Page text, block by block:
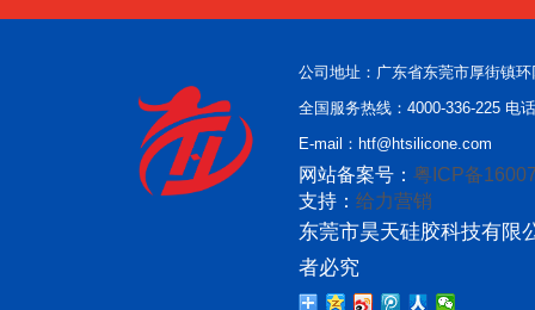
公司地址：广东省东莞市厚街镇
全国服务热线：4000-336-225 电
E-mail：htf@htsilicone.com
网站备案号： 粤ICP备
支持： 给力营销
东莞市昊天硅胶科技有限
者必究